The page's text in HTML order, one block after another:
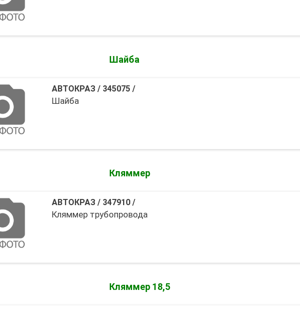
Шайба
АВТОКРАЗ/ 345075/
Шайба
Кляммер
АВТОКРАЗ/ 347910/
Кляммер трубопровода
Кляммер 18,5